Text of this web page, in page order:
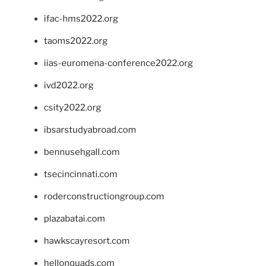
ifac-hms2022.org
taoms2022.org
iias-euromena-conference2022.org
ivd2022.org
csity2022.org
ibsarstudyabroad.com
bennusehgall.com
tsecincinnati.com
roderconstructiongroup.com
plazabatai.com
hawkscayresort.com
hellonquads.com